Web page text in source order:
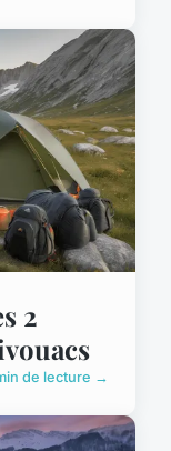
2
de lecture →